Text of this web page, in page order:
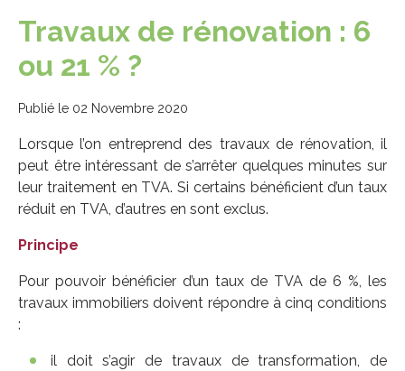
Travaux de rénovation : 6
ou 21 % ?
Publié le 02 Novembre 2020
Lorsque l’on entreprend des travaux de rénovation, il
peut être intéressant de s’arrêter quelques minutes sur
leur traitement en TVA. Si certains bénéficient d’un taux
réduit en TVA, d’autres en sont exclus.
Principe
Pour pouvoir bénéficier d’un taux de TVA de 6 %, les
travaux immobiliers doivent répondre à cinq conditions
:
il doit s’agir de travaux de transformation, de